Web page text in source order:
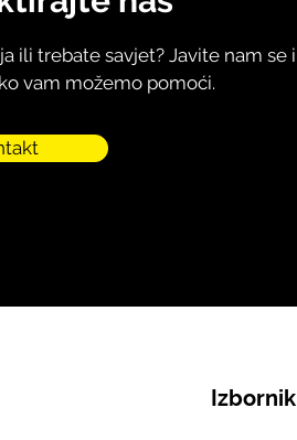
ili trebate savjet? Javite nam se i
vam možemo pomoći.
Izbornik